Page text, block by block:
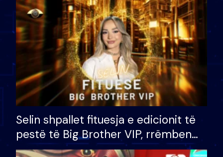
Selin shpallet fituesja e edicionit të
pestë të Big Brother VIP, rrëmben
çmimin e madh prej 100 mijë eurosh